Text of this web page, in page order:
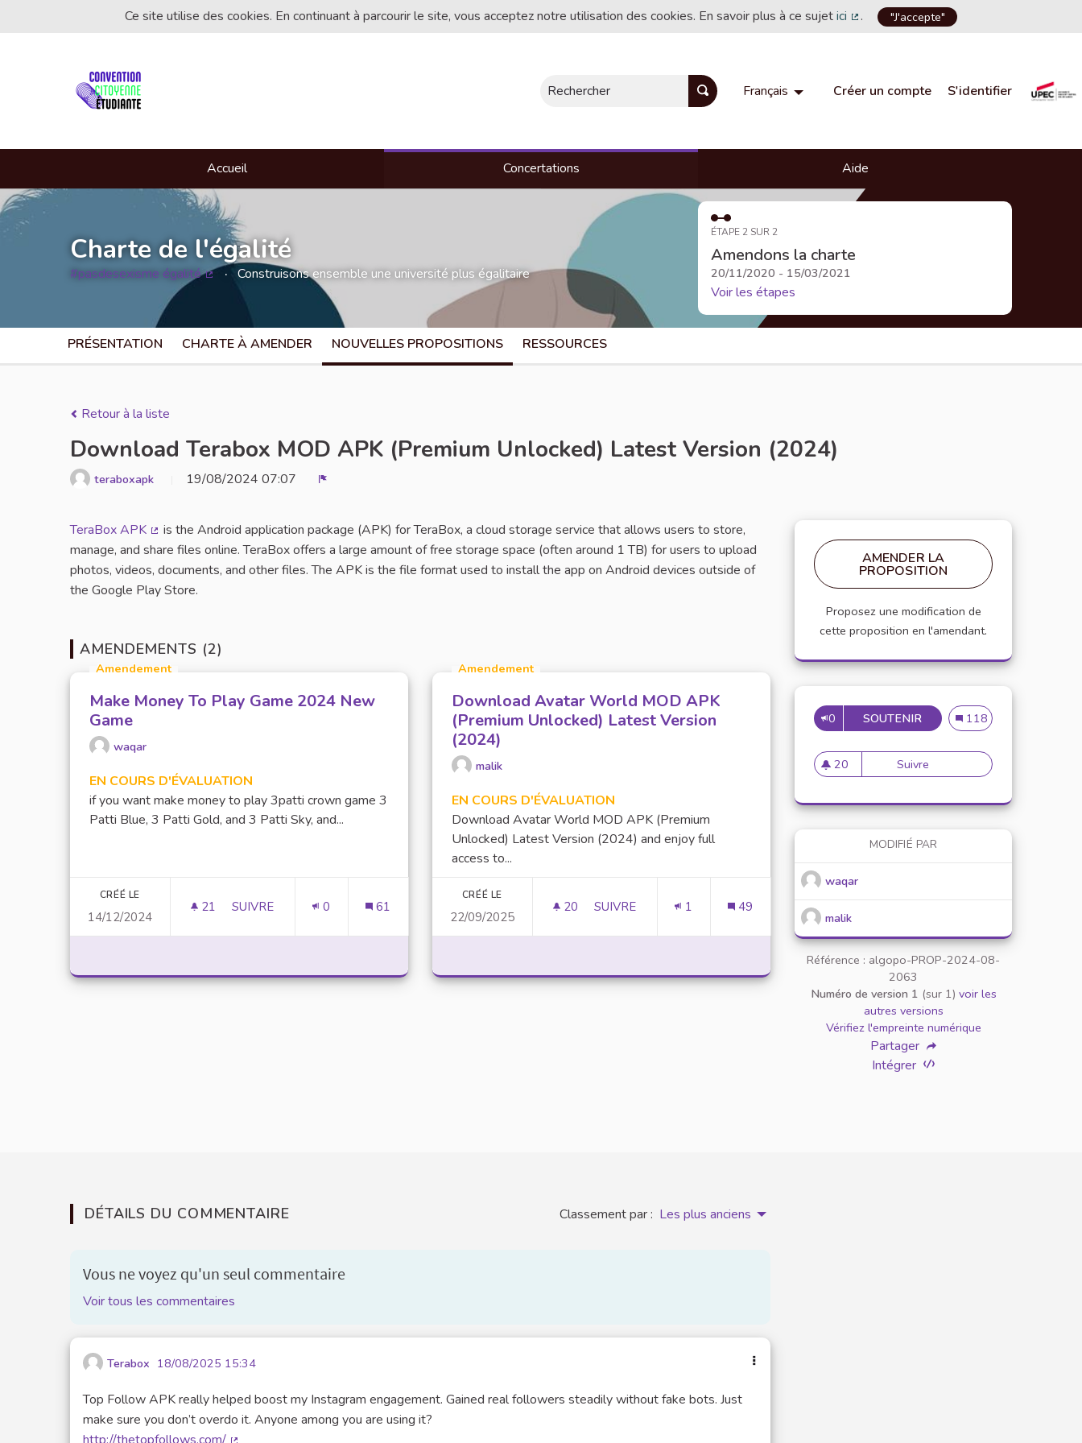
Ce site utilise des cookies. En continuant à parcourir le site, vous acceptez notre utilisation des cookies. En savoir plus à ce sujetici
(Lien externe)
. "J'accepte"
Rechercher Français Choisir la langueChoose language
Créer un compte S'identifier
Accueil Concertations Aide
Charte de l'égalité
#pasdesexisme égalité Construisons ensemble une université plus égalitaire
ÉTAPE 2 SUR 2
Amendons la charte
20/11/2020 - 15/03/2021
Voir les étapes
PRÉSENTATION CHARTE À AMENDER NOUVELLES PROPOSITIONS RESSOURCES
Retour à la liste
Download Terabox MOD APK (Premium Unlocked) Latest Version (2024)
teraboxapk 19/08/2024 07:07
TeraBox APK
(Lien externe)
is the Android application package (APK) for TeraBox, a cloud storage service that allows users to store,
manage, and share files online. TeraBox offers a large amount of free storage space (often around 1 TB) for users to upload
photos, videos, documents, and other files. The APK is the file format used to install the app on Android devices outside of
the Google Play Store.
AMENDEMENTS (2)
Amendement
Make Money To Play Game 2024 New
Game
waqar
EN COURS D'ÉVALUATION
if you want make money to play 3patti crown game 3
Patti Blue, 3 Patti Gold, and 3 Patti Sky, and...
CRÉÉ LE
14/12/2024
21 21 ABONNÉS
SUIVRE
MAKE MONEY TO PLAY GAME 2024 NEW GAME
0 61
Amendement
Download Avatar World MOD APK
(Premium Unlocked) Latest Version
(2024)
malik
EN COURS D'ÉVALUATION
Download Avatar World MOD APK (Premium
Unlocked) Latest Version (2024) and enjoy full
access to...
CRÉÉ LE
22/09/2025
20 20 ABONNÉS
SUIVRE
DOWNLOAD AVATAR WORLD MOD APK (PREMIUM UNLOCKED) LATEST
1 49
AMENDER LA
PROPOSITION
Proposez une modification de
cette proposition en l'amendant.
0 SOUTENIR DOWNLOAD TERABOX
Download Terabox
118
20
20 abonnés
Suivre Download Terabox MOD
MODIFIÉ PAR
waqar
malik
Référence : algopo-PROP-2024-08-
2063
Numéro de version 1 (sur 1) voir les
autres versions
Vérifiez l'empreinte numérique
Partager
Intégrer
DÉTAILS DU COMMENTAIRE Classement par : Les plus anciens
Vous ne voyez qu'un seul commentaire
Voir tous les commentaires
Terabox 18/08/2025 15:34
Top Follow APK really helped boost my Instagram engagement. Gained real followers steadily without fake bots. Just
make sure you don’t overdo it. Anyone among you are using it?